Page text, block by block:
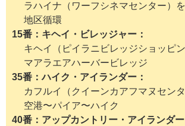
ラハイナ（ワーフシネマセンター）
地区循環
15番：キヘイ・ビレッジャー
キヘイ（ピイラニビレッジショッピ
マアラエアハーバービレッジ
35番：ハイク・アイランダー
カフルイ（クイーンカアフマヌセン
空港〜パイア〜ハイク
40番：アップカントリー・アイランダー